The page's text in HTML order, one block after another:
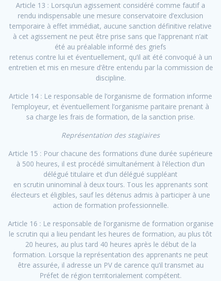
Article 13 : Lorsqu’un agissement considéré comme fautif a
rendu indispensable une mesure conservatoire d’exclusion
temporaire à effet immédiat, aucune sanction définitive relative
à cet agissement ne peut être prise sans que l’apprenant n’ait
été au préalable informé des griefs
retenus contre lui et éventuellement, qu’il ait été convoqué à un
entretien et mis en mesure d’être entendu par la commission de
discipline.
Article 14 : Le responsable de l’organisme de formation informe
l’employeur, et éventuellement l’organisme paritaire prenant à
sa charge les frais de formation, de la sanction prise.
Représentation des stagiaires
Article 15 : Pour chacune des formations d’une durée supérieure
à 500 heures, il est procédé simultanément à l’élection d’un
délégué titulaire et d’un délégué suppléant
en scrutin uninominal à deux tours. Tous les apprenants sont
électeurs et éligibles, sauf les détenus admis à participer à une
action de formation professionnelle.
Article 16 : Le responsable de l’organisme de formation organise
le scrutin qui a lieu pendant les heures de formation, au plus tôt
20 heures, au plus tard 40 heures après le début de la
formation. Lorsque la représentation des apprenants ne peut
être assurée, il adresse un PV de carence qu’il transmet au
Préfet de région territorialement compétent.